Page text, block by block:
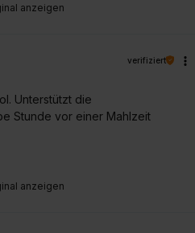
anzeigen
anzeigen
verifiziert
Unterstützt die
Stunde vor einer Mahlzeit